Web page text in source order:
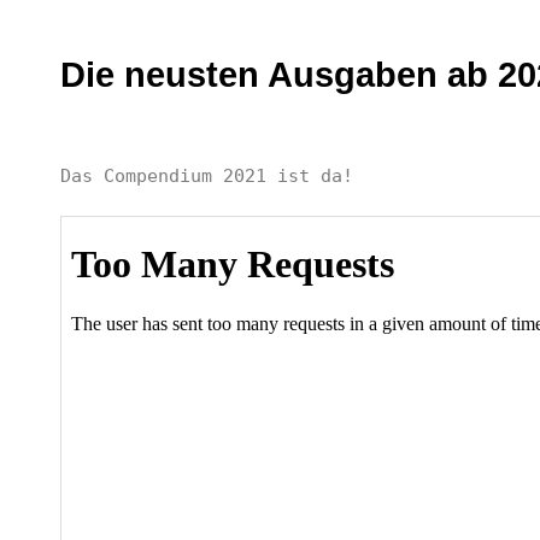
Die neusten Ausgaben ab
Das Compendium 2021 ist da!